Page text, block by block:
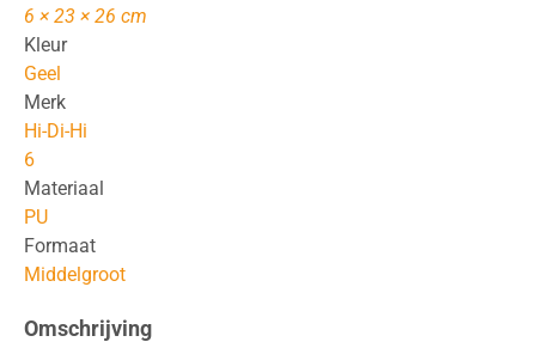
6 × 23 × 26 cm
Kleur
Geel
Merk
Hi-Di-Hi
6
Materiaal
PU
Formaat
Middelgroot
Omschrijving